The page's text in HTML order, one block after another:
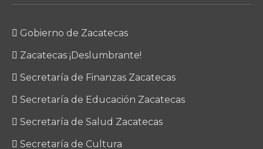
Gobierno de Zacatecas
Zacatecas ¡Deslumbrante!
Secretaría de Finanzas Zacatecas
Secretaría de Educación Zacatecas
Secretaría de Salud Zacatecas
Secretaría de Cultura